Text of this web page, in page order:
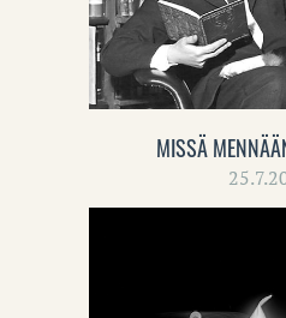
MISSÄ